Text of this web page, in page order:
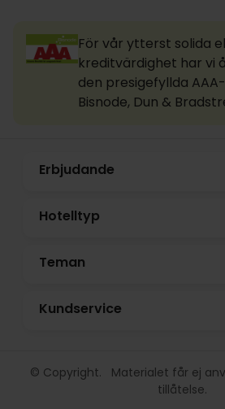
För vår ytterst solida
kreditvärdighet har vi
den presigefyllda
Bisnode, Dun &
Erbjudande
Hotelltyp
Teman
Kundservice
© Copyright. Materialet får ej
tillåtelse.